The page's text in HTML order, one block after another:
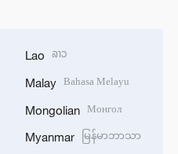
Lao ລາວ
Malay Bahasa Melayu
Mongolian Монгол
Myanmar မြန်မာဘာသာ